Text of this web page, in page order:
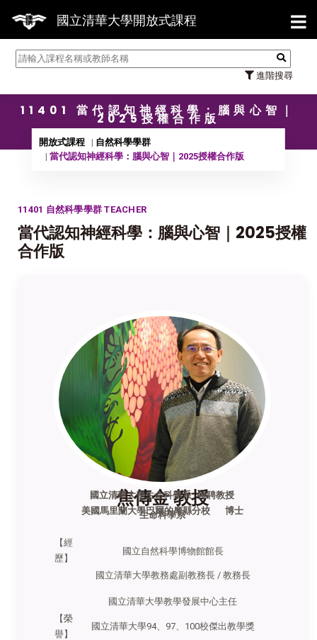
國立清華大學開放式課程
進階搜尋
【
11401 當代認知神經科學：腦與心智｜
2025授權合作版
開放式課程
自然科學學群
當代認知神經科學：腦與心智｜2025授權合作版
11401 自然科學學群 TEACHER
當代認知神經科學：腦與心智｜2025授權
合作版
焦傳金 教授
生命科學系
國立清華大學生命科學系 特聘教授
美國馬里蘭大學巴爾的摩縣分校 博士
【經
歷】
國立自然科學博物館館長
國立清華大學教務處副教務長 / 教務長
國立清華大學教學發展中心主任
【榮
譽】
國立清華大學94、97、100校傑出教學獎